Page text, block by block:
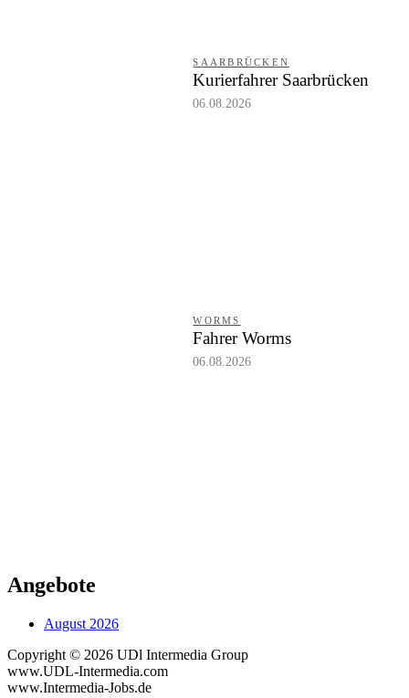
SAARBRÜCKEN
Kurierfahrer Saarbrücken
06.08.2026
WORMS
Fahrer Worms
06.08.2026
Angebote
August 2026
Copyright © 2026 UDl Intermedia Group
www.UDL-Intermedia.com
www.Intermedia-Jobs.de